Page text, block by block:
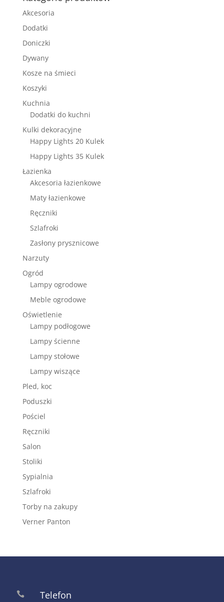
Akcesoria
Dodatki
Doniczki
Dywany
Kosze na śmieci
Koszyki
Kuchnia
Dodatki do kuchni
Kulki dekoracyjne
Happy Lights 20 Kulek
Happy Lights 35 Kulek
Łazienka
Akcesoria łazienkowe
Maty łazienkowe
Ręczniki
Szlafroki
Zasłony prysznicowe
Narzuty
Ogród
Lampy ogrodowe
Meble ogrodowe
Oświetlenie
Lampy podłogowe
Lampy ścienne
Lampy stołowe
Lampy wiszące
Pled, koc
Poduszki
Pościel
Ręczniki
Salon
Stoliki
Sypialnia
Szlafroki
Torby na zakupy
Verner Panton
 Telefon